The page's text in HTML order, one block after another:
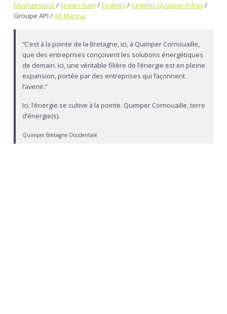
Mechatronics / Green Navy/ Cegelec/ Cegelec Quimper Infras /
Groupe API /AR Marina.
“C’est à la pointe de la Bretagne, ici, à Quimper Cornouaille,
que des entreprises conçoivent les solutions énergétiques
de demain. Ici, une véritable filière de l’énergie est en pleine
expansion, portée par des entreprises qui façonnent
l’avenir.”
Ici, l’énergie se cultive à la pointe. Quimper Cornouaille, terre
d’énergie(s).
Quimper Bretagne Occidentale